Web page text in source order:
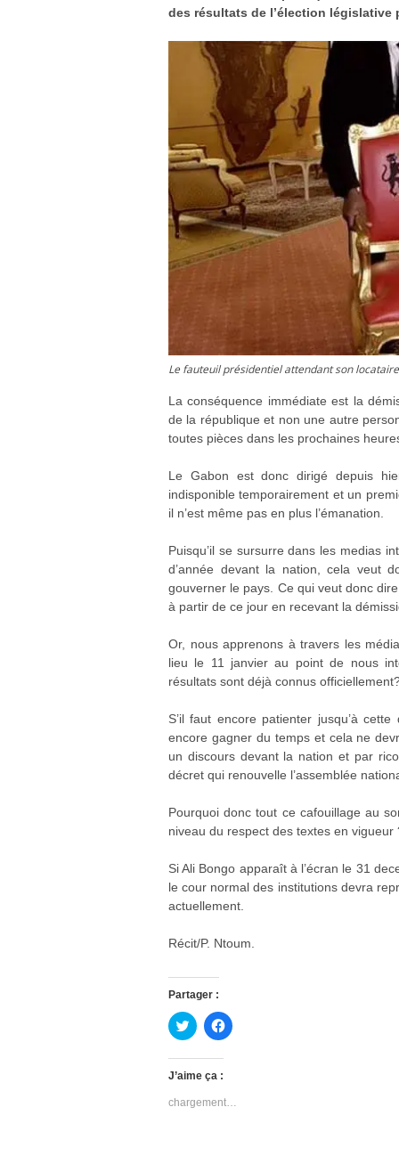
des résultats de l’élection
Le fauteuil présidentiel attendant son
La conséquence immédiate est la
de la république et non une autre
toutes pièces dans les prochaines
Le Gabon est donc dirigé depuis
indisponible temporairement et un
il n’est même pas en plus l’émanation.
Puisqu’il se sursurre dans les medias
d’année devant la nation, cela veut
gouverner le pays. Ce qui veut donc
à partir de ce jour en recevant la
Or, nous apprenons à travers les
lieu le 11 janvier au point de nous
résultats sont déjà connus
S’il faut encore patienter jusqu’à
encore gagner du temps et cela ne
un discours devant la nation et par
décret qui renouvelle l’assemblée
Pourquoi donc tout ce cafouillage au
niveau du respect des textes en vigueur
Si Ali Bongo apparaît à l’écran le 31
le cour normal des institutions devra
actuellement.
Récit/P. Ntoum.
Partager :
C
l
q
u
e
p
C
l
p
J’aime ça :
chargement…